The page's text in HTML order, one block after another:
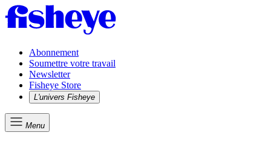
Abonnement
Soumettre votre travail
Newsletter
Fisheye Store
L'univers Fisheye
Menu